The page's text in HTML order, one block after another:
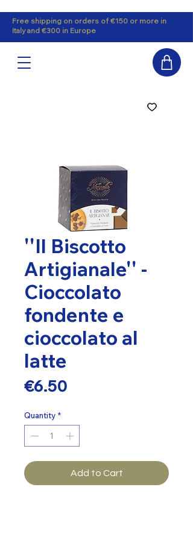
Free shipping on orders of €150 or more in
Italy and €300 in Europe
''Il Biscotto
Artigianale'' -
Cioccolato
fondente e
cioccolato al
latte
€6.50Price
Quantity *
Add to Cart